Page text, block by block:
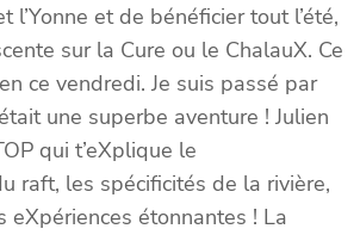
l’Yonne et de bénéficier tout l’été,
sur la Cure ou le ChalauX. Ce
en ce vendredi. Je suis passé par
une superbe aventure ! Julien
qui t’eXplique le
raft, les spécificités de la rivière,
eXpériences étonnantes ! La